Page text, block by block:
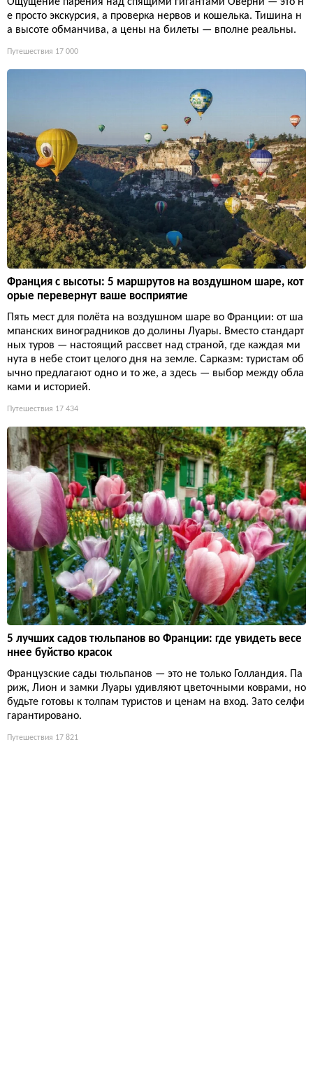
е просто экскурсия, а проверка нервов и кошелька. Тишина н
а высоте обманчива, а цены на билеты — вполне реальны.
Путешествия 17 000
Франция с высоты: 5 маршрутов на воздушном шаре, кот
орые перевернут ваше восприятие
Пять мест для полёта на воздушном шаре во Франции: от ша
мпанских виноградников до долины Луары. Вместо стандарт
ных туров — настоящий рассвет над страной, где каждая ми
нута в небе стоит целого дня на земле. Сарказм: туристам об
ычно предлагают одно и то же, а здесь — выбор между обла
ками и историей.
Путешествия 17 434
5 лучших садов тюльпанов во Франции: где увидеть весе
ннее буйство красок
Французские сады тюльпанов — это не только Голландия. Па
риж, Лион и замки Луары удивляют цветочными коврами, но
будьте готовы к толпам туристов и ценам на вход. Зато селфи
гарантировано.
Путешествия 17 821